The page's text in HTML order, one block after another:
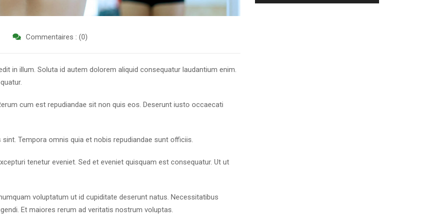
Commentaires : (0)
in illum. Soluta id autem dolorem aliquid consequatur laudantium enim.
cum est repudiandae sit non quis eos. Deserunt iusto occaecati
Tempora omnis quia et nobis repudiandae sunt officiis.
tenetur eveniet. Sed et eveniet quisquam est consequatur. Ut ut
voluptatum ut id cupiditate deserunt natus. Necessitatibus
Et maiores rerum ad veritatis nostrum voluptas.